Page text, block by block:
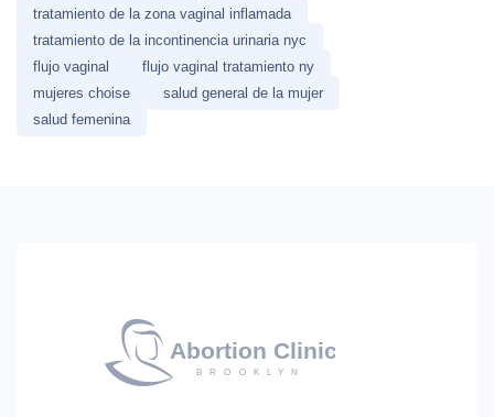
tratamiento de la zona vaginal inflamada
tratamiento de la incontinencia urinaria nyc
flujo vaginal
flujo vaginal tratamiento ny
mujeres choise
salud general de la mujer
salud femenina